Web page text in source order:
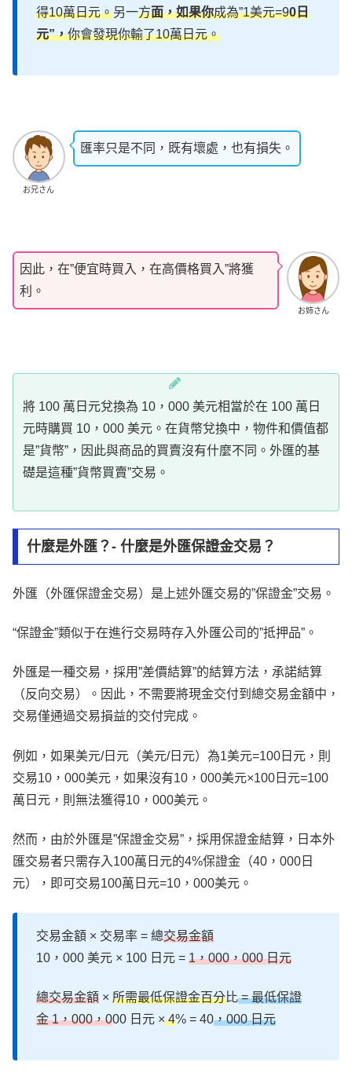
得10萬日元。另一方面，如果你成為”1美元=90日
元”，你會發現你輸了10萬日元。
お兄さん
匯率只是不同，既有壞處，也有損失。
お姉さん
因此，在”便宜時買入，在高價格買入”將獲
利。
將 100 萬日元兌換為 10，000 美元相當於在 100 萬日
元時購買 10，000 美元。在貨幣兌換中，物件和價值都
是”貨幣”，因此與商品的買賣沒有什麼不同。外匯的基
礎是這種”貨幣買賣”交易。
什麼是外匯？- 什麼是外匯保證金交易？
外匯（外匯保證金交易）是上述外匯交易的”保證金”交易。
“保證金”類似于在進行交易時存入外匯公司的”抵押品”。
外匯是一種交易，採用”差價結算”的結算方法，承諾結算
（反向交易）。因此，不需要將現金交付到總交易金額中，
交易僅通過交易損益的交付完成。
例如，如果美元/日元（美元/日元）為1美元=100日元，則
交易10，000美元，如果沒有10，000美元×100日元=100
萬日元，則無法獲得10，000美元。
然而，由於外匯是”保證金交易”，採用保證金結算，日本外
匯交易者只需存入100萬日元的4%保證金（40，000日
元），即可交易100萬日元=10，000美元。
交易金額 × 交易率 = 總交易金額
10，000 美元 × 100 日元 = 1，000，000 日元
總交易金額 × 所需最低保證金百分比= 最低保證
金 1，000，000 日元 ×4% = 40，000 日元